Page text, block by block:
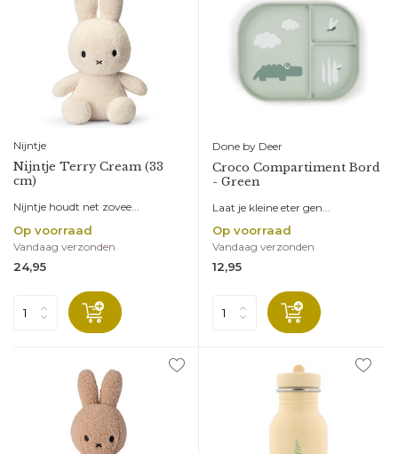
Nijntje
Nijntje Terry Cream (33
cm)
Nijntje houdt net zovee...
Op voorraad
Vandaag verzonden
24,95
Done by Deer
Croco Compartiment Bord
- Green
Laat je kleine eter gen...
Op voorraad
Vandaag verzonden
12,95